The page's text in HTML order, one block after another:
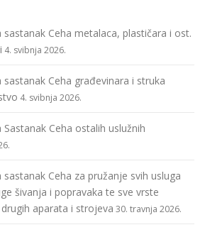
sastanak Ceha metalaca, plastičara i ost.
4. svibnja 2026.
sastanak Ceha građevinara i struka
4. svibnja 2026.
Ceha ostalih uslužnih
Ceha za pružanje svih usluga
šivanja i popravaka te sve vrste
aparata i strojeva 30. travnja 2026.